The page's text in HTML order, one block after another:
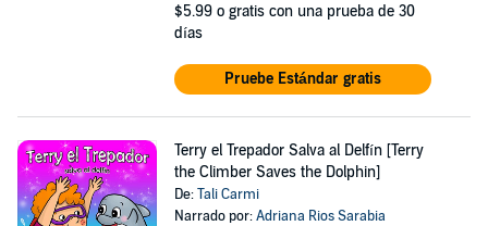
$5.99 o gratis con una prueba de 30
días
Pruebe Estándar gratis
Terry el Trepador Salva al Delfín [Terry
the Climber Saves the Dolphin]
De:Tali Carmi
Narrado por:Adriana Rios Sarabia